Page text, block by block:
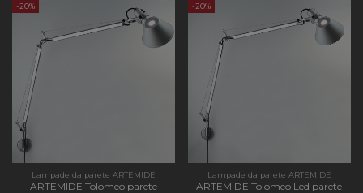
-20%
Lampade da parete ARTEMIDE
ARTEMIDE Tolomeo parete
-20%
Lampade da parete ARTEMIDE
ARTEMIDE Tolomeo Led parete